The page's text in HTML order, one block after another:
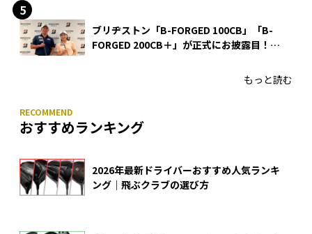
ブリヂストン「B-FORGED 100CB」「B-
FORGED 200CB＋」が正式にお披露目！
もっと読む
おすすめランキング
2026年最新ドライバーおすすめ人気ランキ
ング｜飛ぶクラブの選び方